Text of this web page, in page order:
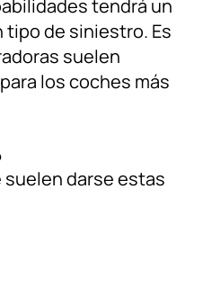
tendrá un
de siniestro. Es
suelen
los coches más
suelen darse estas